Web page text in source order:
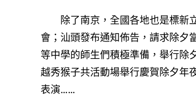
除了南京，全國各地也是標新
會；汕頭發布通知佈告，請求除夕
等中學的師生們積極準備，舉行除
越秀猴子共活動場舉行慶賀除夕年
表演……